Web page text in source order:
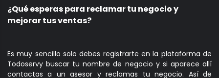
¿Qué esperas para reclamar tu negocio y
mejorar tus ventas?
Es muy sencillo solo debes registrarte en la plataforma de
Todoservy buscar tu nombre de negocio y si aparece allí
contactas a un asesor y reclamas tu negocio. Así de